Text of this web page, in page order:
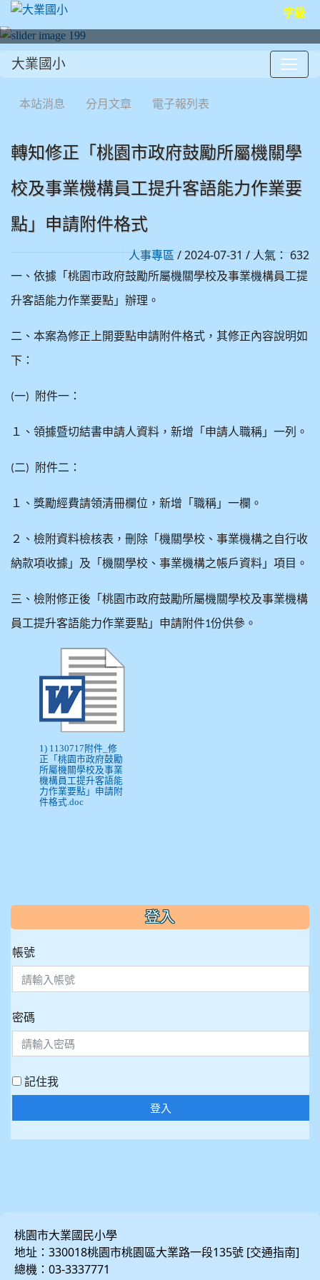
字級
大業國小
本站消息 分月文章 電子報列表
轉知修正「桃園市政府鼓勵所屬機關學
校及事業機構員工提升客語能力作業要
點」申請附件格式
人事專區/ 2024-07-31 / 人氣： 632
一、依據「桃園市政府鼓勵所屬機關學校及事業機構員工提
升客語能力作業要點」辦理。
二、本案為修正上開要點申請附件格式，其修正內容說明如
下：
(一) 附件一：
１、領據暨切結書申請人資料，新增「申請人職稱」一列。
(二) 附件二：
１、獎勵經費請領清冊欄位，新增「職稱」一欄。
２、檢附資料檢核表，刪除「機關學校、事業機構之自行收
納款項收據」及「機關學校、事業機構之帳戶資料」項目。
三、檢附修正後「桃園市政府鼓勵所屬機關學校及事業機構
員工提升客語能力作業要點」申請附件1份供參。
1) 1130717附件_修
正「桃園市政府鼓勵
所屬機關學校及事業
機構員工提升客語能
力作業要點」申請附
件格式.doc
::: 登入
帳號
密碼
記住我
登入
桃園市大業國民小學
地址：330018桃園市桃園區大業路一段135號 [交通指南]
總機：03-3337771